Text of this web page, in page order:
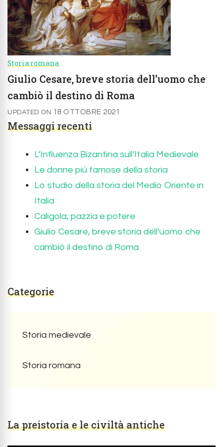
Storia romana
Giulio Cesare, breve storia dell’uomo che
cambiò il destino di Roma
UPDATED ON 18 OTTOBRE 2021
Messaggi recenti
L’Influenza Bizantina sull’Italia Medievale
Le donne più famose della storia
Lo studio della storia del Medio Oriente in
Italia
Caligola, pazzia e potere
Giulio Cesare, breve storia dell’uomo che
cambiò il destino di Roma
Categorie
Storia medievale
Storia romana
La preistoria e le civiltà antiche